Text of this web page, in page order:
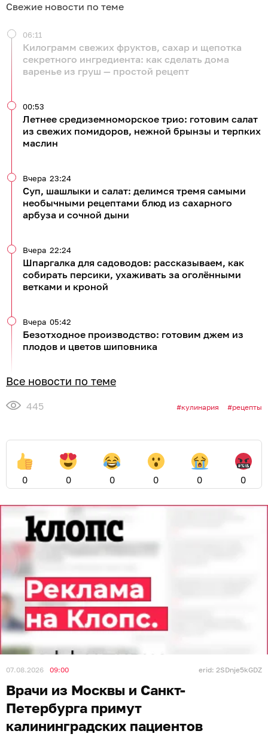
Свежие новости по теме
Килограмм свежих фруктов, сахар и щепотка
секретного ингредиента: как сделать дома
варенье из груш — простой рецепт
06:11
Летнее средиземноморское трио: готовим салат
из свежих помидоров, нежной брынзы и терпких
маслин
00:53
Суп, шашлыки и салат: делимся тремя самыми
необычными рецептами блюд из сахарного
арбуза и сочной дыни
Вчера 23:24
Шпаргалка для садоводов: рассказываем, как
собирать персики, ухаживать за оголёнными
ветками и кроной
Вчера 22:24
Безотходное производство: готовим джем из
плодов и цветов шиповника
Вчера 05:42
Все новости по теме
445 кулинария рецепты
0 0 0 0 0 0
07.08.2026 09:00 erid: 2SDnje5kGDZ
Врачи из Москвы и Санкт-
Петербурга примут
калининградских пациентов